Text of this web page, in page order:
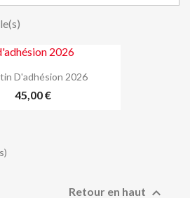
D'adhésion 2026
45,00 €
Retour en haut 